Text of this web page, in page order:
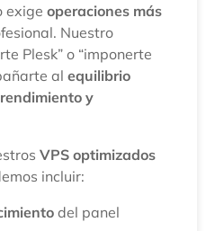
exige operaciones más
Nuestro
Plesk” o “imponerte
al equilibrio
y
VPS optimizados
incluir:
del panel